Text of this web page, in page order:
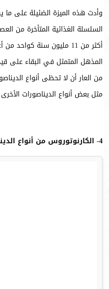
وأدت هذه الميزة الضئيلة على ما
السلسلة الغذائية المتأخرة من
أكثر من 11 مليون سنة
المذهل المتمثل في البقاء على
من العار أن لا تحظى أنواع
مثل بعض أنواع الديناصورات
4- الكارنوتوروس من أنواع الديناصورات: